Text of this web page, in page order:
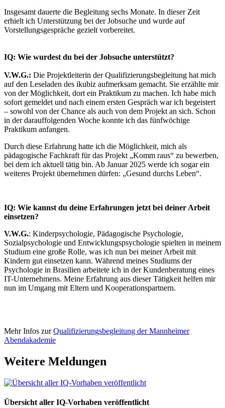
Insgesamt dauerte die Begleitung sechs Monate. In dieser Zeit
erhielt ich Unterstützung bei der Jobsuche und wurde auf
Vorstellungsgespräche gezielt vorbereitet.
IQ: Wie wurdest du bei der Jobsuche unterstützt?
V.W.G.: Die Projektleiterin der Qualifizierungsbegleitung hat mich
auf den Leseladen des ikubiz aufmerksam gemacht. Sie erzählte mir
von der Möglichkeit, dort ein Praktikum zu machen. Ich habe mich
sofort gemeldet und nach einem ersten Gespräch war ich begeistert
– sowohl von der Chance als auch von dem Projekt an sich. Schon
in der darauffolgenden Woche konnte ich das fünfwöchige
Praktikum anfangen.
Durch diese Erfahrung hatte ich die Möglichkeit, mich als
pädagogische Fachkraft für das Projekt „Komm raus“ zu bewerben,
bei dem ich aktuell tätig bin. Ab Januar 2025 werde ich sogar ein
weiteres Projekt übernehmen dürfen: „Gesund durchs Leben“.
IQ: Wie kannst du deine Erfahrungen jetzt bei deiner Arbeit
einsetzen?
V.W.G.: Kinderpsychologie, Pädagogische Psychologie,
Sozialpsychologie und Entwicklungspsychologie spielten in meinem
Studium eine große Rolle, was ich nun bei meiner Arbeit mit
Kindern gut einsetzen kann. Während meines Studiums der
Psychologie in Brasilien arbeitete ich in der Kundenberatung eines
IT-Unternehmens. Meine Erfahrung aus dieser Tätigkeit helfen mir
nun im Umgang mit Eltern und Kooperationspartnern.
Mehr Infos zurQualifizierungsbegleitung der Mannheimer
Abendakademie
Weitere Meldungen
Übersicht aller IQ-Vorhaben veröffentlicht